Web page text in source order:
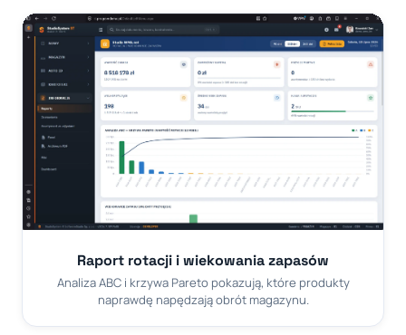
Raport rotacji i wiekowania zapasów
Analiza ABC i krzywa Pareto pokazują, które produkty
naprawdę napędzają obrót magazynu.